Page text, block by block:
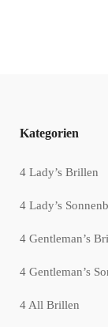
Kategorien
4 Lady’s Brillen
4 Lady’s
4 Gentleman’s
4 Gentleman’s
4 All Brillen